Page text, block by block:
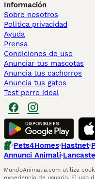
Información
Sobre nosotros
Politica privacidad
Ayuda
Prensa
Condiciones de uso
Anunciar tus mascotas
Anuncia tus cachorros
Anuncia tus gatos
Test perro ideal
Pets4Homes Hastnet
Annunci Animali
MundoAnimalia.com utiliza